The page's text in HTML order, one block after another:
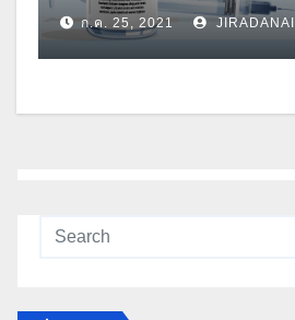
ก.ค. 25, 2021 JIRADANAI